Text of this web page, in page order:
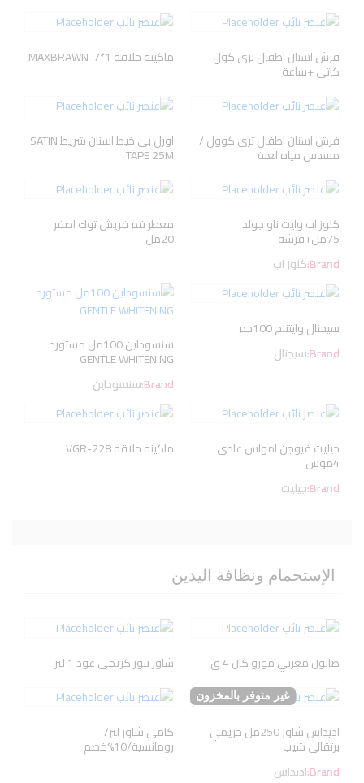
فرش اسنان اطفال ترى كول
كاتى +ساعة
ماكينه حلاقه MAXBRAWN-7*1
فرش اسنان اطفال ترى كوول /
مسدس مياه لعبة
اورل بي خيط اسنان شريط SATIN
TAPE 25M
كلوز اب وايت ناو جولد
75مل+فرشه
Brand:كلوز اب
معطر فم فريش توك اصفر
20مل
سيجنال وايتننج 100جم
Brand:سيجنال سنسوداين 100مل مستورد
GENTLE WHITENING
Brand:سنسوداين
جيليت فيوجن امواس عادى
4موس
Brand:جيليت
ماكينه حلاقه VGR-228
الإستحمام ونظافة اليدين
صابون مغربي مورو كان 4 ق شاور بيور كريمى عود 1 لتر
غير متوفر بالمخزون
اديداس شاور 250مل حريمي
برتقالي شيب
Brand:اديداس
كامى شاور لتر/
رومانسية/10%خصم